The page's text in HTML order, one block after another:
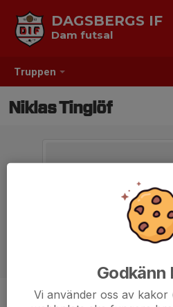
Truppen
DAGSBERGS IF
Dam futsal
Niklas Tinglöf
Godkänn
Vi använder oss av